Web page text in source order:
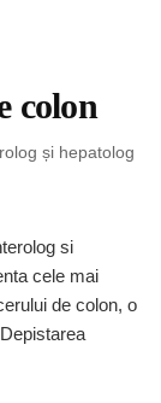
colon
și hepatolog
si
cele mai
de colon, o